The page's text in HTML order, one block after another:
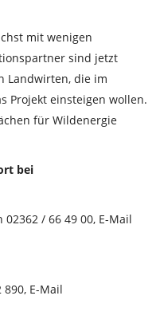
mit wenigen
sind jetzt
Landwirten, die im
Projekt einsteigen wollen.
für Wildenergie
bei
/ 66 49 00, E-Mail
890, E-Mail